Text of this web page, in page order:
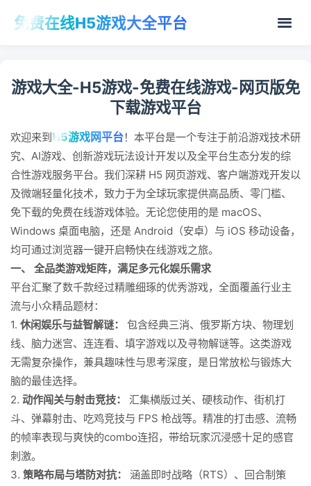
免费在线H5游戏大全平台
游戏大全-H5游戏-免费在线游戏-网页版免
下载游戏平台
欢迎来到H5游戏网平台！本平台是一个专注于前沿游戏技术研
究、AI游戏、创新游戏玩法设计开发以及全平台生态分发的综
合性游戏服务平台。我们深耕 H5 网页游戏、客户端游戏开发以
及微端轻量化技术，致力于为全球玩家提供高品质、零门槛、
免下载的免费在线游戏体验。无论您使用的是 macOS、
Windows 桌面电脑，还是 Android（安卓）与 iOS 移动设备，
均可通过浏览器一键开启畅快在线游戏之旅。
一、 全品类游戏矩阵，满足多元化娱乐需求
平台汇聚了数千款经过精雕细琢的优秀游戏，全面覆盖行业主
流与小众精品题材：
1. 休闲娱乐与益智解谜：
包含经典三消、俄罗斯方块、物理划
线、脑力迷宫、连连看、填字游戏以及寻物解谜等。这类游戏
无需复杂操作，兼具趣味性与思考深度，是日常放松与锻炼大
脑的最佳选择。
2. 动作闯关与射击竞技：
汇集横版过关、硬核动作、街机打
斗、弹幕射击、吃鸡竞技与 FPS 枪战等。精准的打击感、流畅
的帧率表现与爽快的combo连招，带给玩家沉浸感十足的感官
刺激。
3. 策略布局与塔防对抗：
涵盖即时战略（RTS）、回合制策